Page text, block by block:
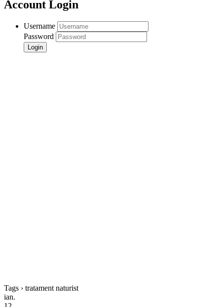
Account Login
Username
Password
Tags › tratament naturist
ian.